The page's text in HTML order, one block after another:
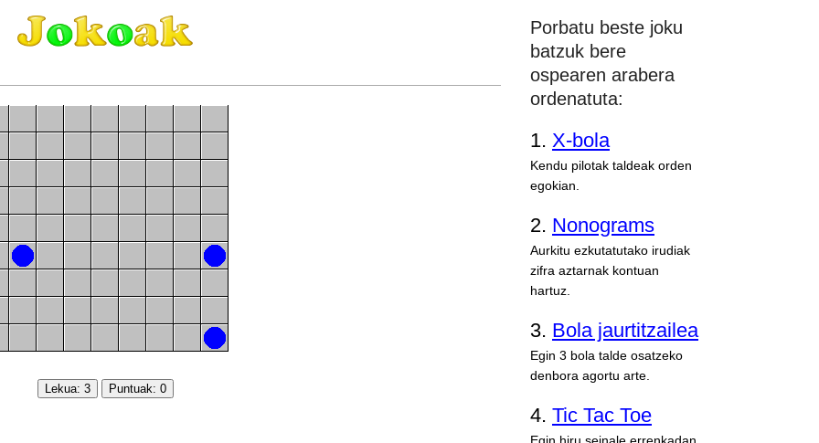
Porbatu beste joku
batzuk bere
ospearen arabera
ordenatuta:
1. X-bola
Kendu pilotak taldeak orden
egokian.
2. Nonograms
Aurkitu ezkutatutako irudiak
zifra aztarnak kontuan
hartuz.
3. Bola jaurtitzailea
Egin 3 bola talde osatzeko
denbora agortu arte.
4. Tic Tac Toe